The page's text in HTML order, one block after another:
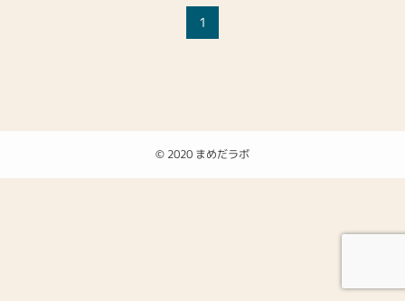
1
© 2020 まめだラボ